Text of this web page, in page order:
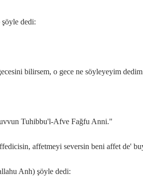
dedi:
bilirsem, o gece ne söyleyeyim
Tuhibbu'l-Afve Fağfu Anni."
affetmeyi seversin beni affet de'
Anh) şöyle dedi: